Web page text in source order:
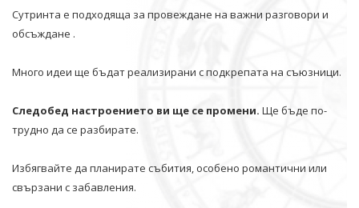
Сутринта е подходяща за провеждане на важни разговори и
обсъждане .
Много идеи ще бъдат реализирани с подкрепата на съюзници.
Следобед настроението ви ще се промени. Ще бъде по-
трудно да се разбирате.
Избягвайте да планирате събития, особено романтични или
свързани с забавления.